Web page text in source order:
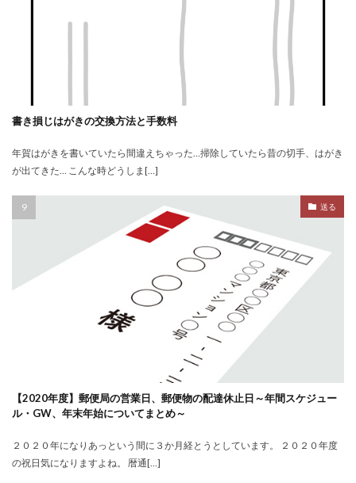
書き損じはがきの交換方法と手数料
年賀はがきを書いていたら間違えちゃった…掃除していたら昔の切手、はがき
が出てきた… こんな時どうしま[…]
送る
【2020年度】郵便局の営業日、郵便物の配達休止日～年間スケジュー
ル・GW、年末年始についてまとめ～
２０２０年になりあっという間に３か月経とうとしています。 ２０２０年度
の祝日気になりますよね。 暦通[…]